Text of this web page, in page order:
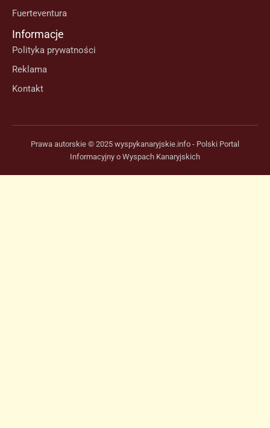
Fuerteventura
Informacje
Polityka prywatności
Reklama
Kontakt
Prawa autorskie © 2025 wyspykanaryjskie.info - Polski Portal
Informacyjny o Wyspach Kanaryjskich